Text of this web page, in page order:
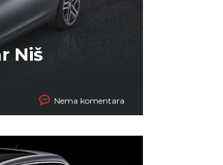
Niš
Nema komentara